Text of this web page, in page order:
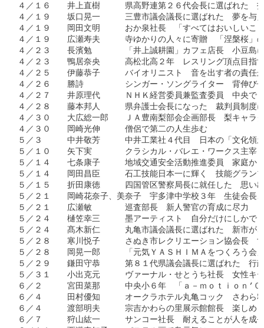
４／１６　　井上直樹　　　県高野連第２６代会長に選ばれた　
４／１９　　坂口晃一　　　三豊市議会議長に選ばれた　夢を与
４／１９　　岡田文明　　　おか泉社長　「すべてはおいしいこ
４／１９　　広瀬寿夫　　　寺ゆかりの人々に寄贈　「涅槃桜」
４／２３　　長濱勉　　　　「井上誠耕園」カフェ店長　小豆島
４／２３　　鴨居奈央　　　高松北高２年　レスリング頂点目指
４／２５　　伊藤恭子　　　バイオリニスト　音を出す者の責任
４／２６　　勝詩　　　　　シンガー・ソングライター　背伸び
４／２７　　井原理代　　　ＮＨＫ経営委員兼監査委員　中央で
４／２８　　藤本邦人　　　県弁護士会長になった　裁判員制度
４／３０　　大広総一郎　　ＪＡ豊南梨部会企画部長　梨キャラ
４／３０　　岡崎光伸　　　僧侶で第二の人生歩む
５／３　　　中井敬芳　　　中井工業社４代目　日本の「文化領
５／１０　　矢下実　　　　クラシカル・バレエ・ワークス主宰
５／１４　　七条康子　　　地域交通安全活動推進委員　家庭か
５／１４　　岡田昌臣　　　石工技能日本一に輝く　技能グラン
５／１５　　折田康徳　　　四国管区警察局長に就任した　思い
５／２１　　岡崎花奈子、美奈子　宇多津中学校３年　生徒会長
５／２１　　広瀬敏　　　　巡査部長　新人警官の育成に尽力
５／２４　　樋笠幸三　　　墨アーティスト　自分だけにしかで
５／２４　　髙木新仁　　　丸亀市議会議長に選ばれた　新市が
５／２８　　寒川悦子　　　さぬき市レクリエーション協会長　
５／２８　　岡晃一郎　　　「元気ＹＡＳＨＩＭＡをつくろう会
５／２９　　鎌田守恭　　　第８１代県議会議長に選ばれた　行
５／３１　　小出克元　　　ヴァーナル・せとうち社長　女性キ
６／２　　　宮田菜那　　　中央小６年　「ａ－ｍｏｔｉｏｎ’
６／４　　　田村優知　　　オークラホテル丸亀コック　さわ
６／４　　　渡部明夫　　　宗吉かわらの里展示館館長　楽しめ
６／７　　　狩山紘一　　　サンコー社長　耐えることが人を成